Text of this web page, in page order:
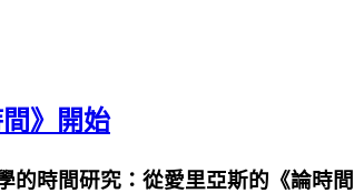
》開始
的時間研究：從愛里亞斯的《論時